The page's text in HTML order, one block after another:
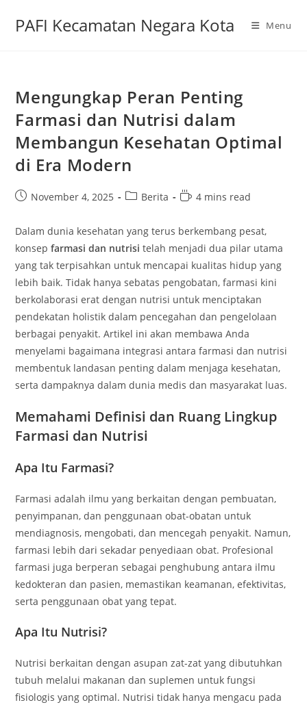
PAFI Kecamatan Negara Kota Menu
Mengungkap Peran Penting
Farmasi dan Nutrisi dalam
Membangun Kesehatan Optimal
di Era Modern
PostNovember 4, 2025
PostBerita
Reading
4 mins read
Dalam dunia kesehatan yang terus berkembang pesat,
konsepfarmasi dan nutrisi telah menjadi dua pilar utama
yang tak terpisahkan untuk mencapai kualitas hidup yang
lebih baik. Tidak hanya sebatas pengobatan, farmasi kini
berkolaborasi erat dengan nutrisi untuk menciptakan
pendekatan holistik dalam pencegahan dan pengelolaan
berbagai penyakit. Artikel ini akan membawa Anda
menyelami bagaimana integrasi antara farmasi dan nutrisi
membentuk landasan penting dalam menjaga kesehatan,
serta dampaknya dalam dunia medis dan masyarakat luas.
Memahami Definisi dan Ruang Lingkup
Farmasi dan Nutrisi
Apa Itu Farmasi?
Farmasi adalah ilmu yang berkaitan dengan pembuatan,
penyimpanan, dan penggunaan obat-obatan untuk
mendiagnosis, mengobati, dan mencegah penyakit. Namun,
farmasi lebih dari sekadar penyediaan obat. Profesional
farmasi juga berperan sebagai penghubung antara ilmu
kedokteran dan pasien, memastikan keamanan, efektivitas,
serta penggunaan obat yang tepat.
Apa Itu Nutrisi?
Nutrisi berkaitan dengan asupan zat-zat yang dibutuhkan
tubuh melalui makanan dan suplemen untuk fungsi
fisiologis yang optimal. Nutrisi tidak hanya mengacu pada